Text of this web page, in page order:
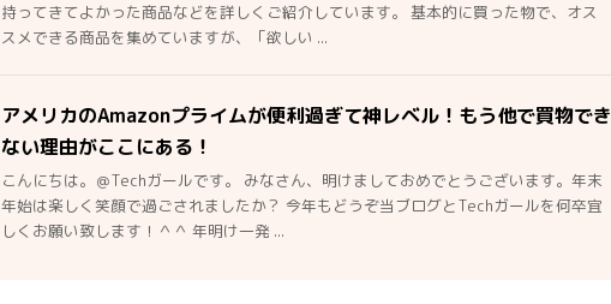
持ってきてよかった商品などを詳しくご紹介しています。 基本的に買った物で、オス
スメできる商品を集めていますが、「欲しい ...
アメリカのAmazonプライムが便利過ぎて神レベル！もう他で買物でき
ない理由がここにある！
こんにちは。＠Techガールです。 みなさん、明けましておめでとうございます。年末
年始は楽しく笑顔で過ごされましたか？ 今年もどうぞ当ブログとTechガールを何卒宜
しくお願い致します！＾＾ 年明け一発 ...